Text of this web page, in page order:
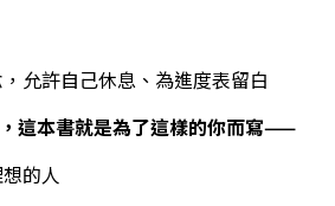
允許自己休息、為進度表留白
這本書就是為了這樣的你而寫——
的人